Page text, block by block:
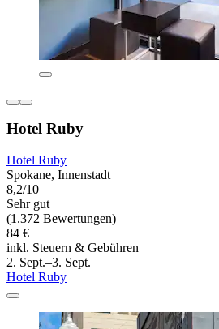
Hotel Ruby
Hotel Ruby
Spokane, Innenstadt
8,2/10
Sehr gut
(1.372 Bewertungen)
84 €
inkl. Steuern & Gebühren
2. Sept.–3. Sept.
Hotel Ruby